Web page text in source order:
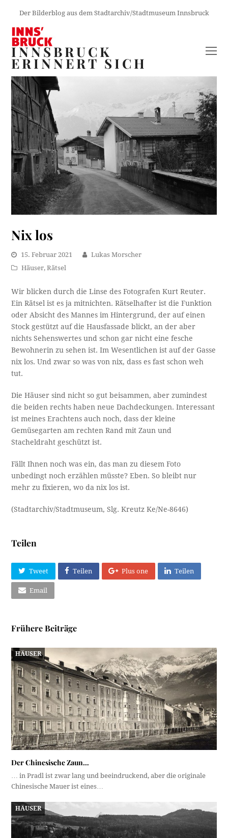
Der Bilderblog aus dem Stadtarchiv/Stadtmuseum Innsbruck
INNSBRUCK
ERINNERT SICH
Nix los
15. Februar 2021
Lukas Morscher
Häuser,Rätsel
Wir blicken durch die Linse des Fotografen Kurt Reuter.
Ein Rätsel ist es ja mitnichten. Rätselhafter ist die Funktion
oder Absicht des Mannes im Hintergrund, der auf einen
Stock gestützt auf die Hausfassade blickt, an der aber
nichts Sehenswertes und schon gar nicht eine fesche
Bewohnerin zu sehen ist. Im Wesentlichen ist auf der Gasse
nix los. Und zwar so was von nix, dass es fast schon weh
tut.
Die Häuser sind nicht so gut beisammen, aber zumindest
die beiden rechts haben neue Dachdeckungen. Interessant
ist meines Erachtens auch noch, dass der kleine
Gemüsegarten am rechten Rand mit Zaun und
Stacheldraht geschützt ist.
Fällt Ihnen noch was ein, das man zu diesem Foto
unbedingt noch erzählen müsste? Eben. So bleibt nur
mehr zu fixieren, wo da nix los ist.
(Stadtarchiv/Stadtmuseum, Slg. Kreutz Ke/Ne-8646)
Teilen
Tweet Teilen Plus one Teilen
Email
Frühere Beiträge
HÄUSER
Der Chinesische Zaun…
… in Pradl ist zwar lang und beeindruckend, aber die originale
Chinesische Mauer ist eines…
HÄUSER